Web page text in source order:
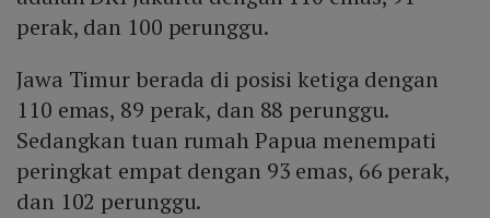
perak, dan 100 perunggu.
Jawa Timur berada di posisi ketiga dengan
110 emas, 89 perak, dan 88 perunggu.
Sedangkan tuan rumah Papua menempati
peringkat empat dengan 93 emas, 66 perak,
dan 102 perunggu.